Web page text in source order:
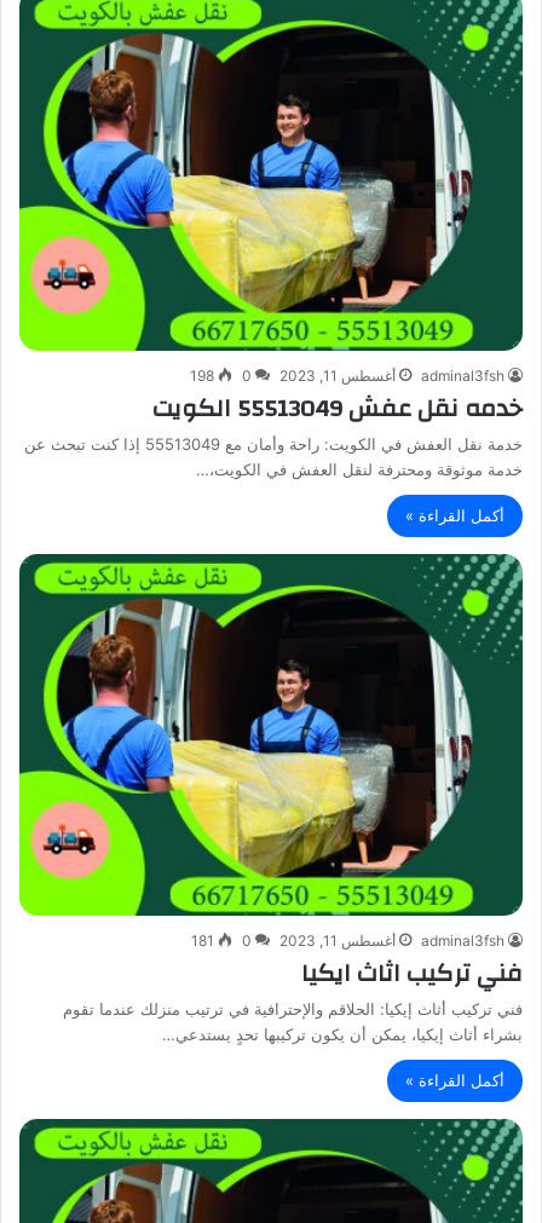
adminal3fsh أغسطس 11, 2023 0
198
خدمه نقل عفش 55513049 الكويت
خدمة نقل العفش في الكويت: راحة وأمان مع 55513049 إذا كنت تبحث عن
خدمة موثوقة ومحترفة لنقل العفش في الكويت،…
أكمل القراءة »
adminal3fsh أغسطس 11, 2023 0
181
فني تركيب اثاث ايكيا
فني تركيب أثاث إيكيا: الحلاقم والإحترافية في ترتيب منزلك عندما تقوم
بشراء أثاث إيكيا، يمكن أن يكون تركيبها تحدٍ يستدعي…
أكمل القراءة »